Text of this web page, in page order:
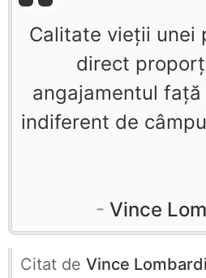
Calitate vieţii unei
direct
angajamentul
indiferent de
Vince
Citat de Vince Lombardi